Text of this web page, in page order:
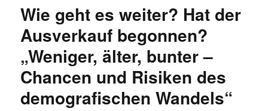
Wie geht es weiter? Hat der
Ausverkauf begonnen?
„Weniger, älter, bunter –
Chancen und Risiken des
demografischen Wandels“